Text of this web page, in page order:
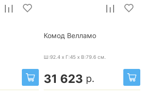
Комод Велламо
Ш:92.4 x Г:45 x В:79.6 см.
31 623 р.